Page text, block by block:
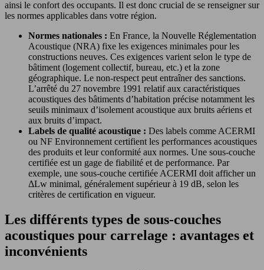
ainsi le confort des occupants. Il est donc crucial de se renseigner sur
les normes applicables dans votre région.
Normes nationales : En France, la Nouvelle Réglementation
Acoustique (NRA) fixe les exigences minimales pour les
constructions neuves. Ces exigences varient selon le type de
bâtiment (logement collectif, bureau, etc.) et la zone
géographique. Le non-respect peut entraîner des sanctions.
L’arrêté du 27 novembre 1991 relatif aux caractéristiques
acoustiques des bâtiments d’habitation précise notamment les
seuils minimaux d’isolement acoustique aux bruits aériens et
aux bruits d’impact.
Labels de qualité acoustique : Des labels comme ACERMI
ou NF Environnement certifient les performances acoustiques
des produits et leur conformité aux normes. Une sous-couche
certifiée est un gage de fiabilité et de performance. Par
exemple, une sous-couche certifiée ACERMI doit afficher un
ΔLw minimal, généralement supérieur à 19 dB, selon les
critères de certification en vigueur.
Les différents types de sous-couches
acoustiques pour carrelage : avantages et
inconvénients